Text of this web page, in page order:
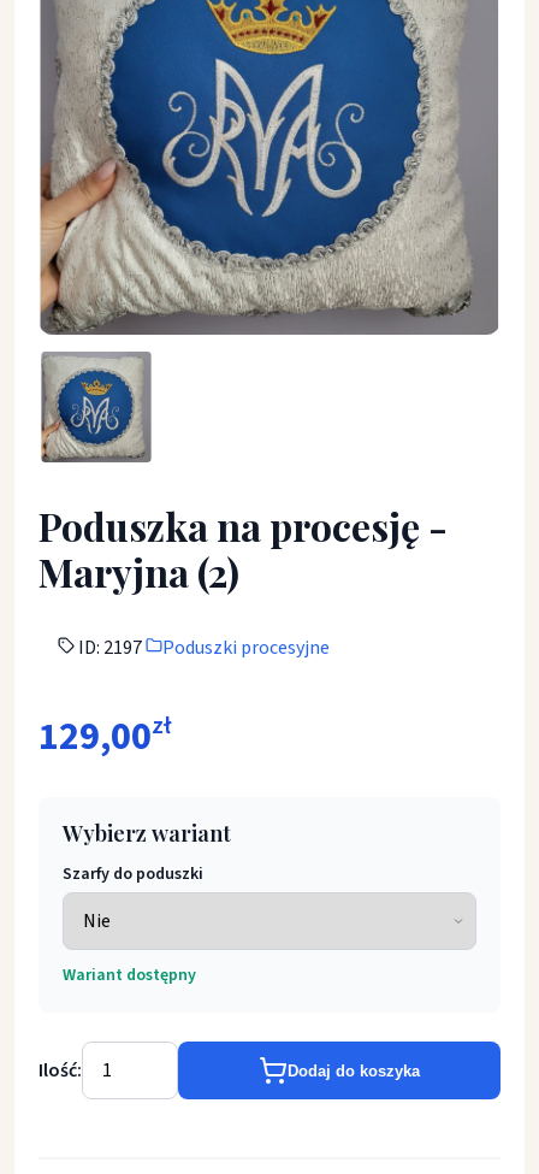
Poduszka na procesję - Maryjna (2) - Poduszki procesyjne -
Poduszka na procesję -
Maryjna (2)
ID: 2197 Poduszki procesyjne
129,00zł
Wybierz wariant
Szarfy do poduszki
Wariant dostępny
Ilość: Dodaj do koszyka